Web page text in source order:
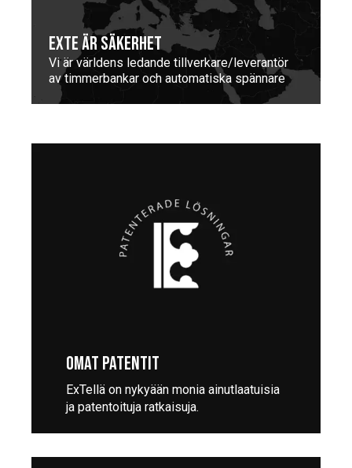
EXTE ÄR SÄKERHET
Vi är världens ledande tillverkare/leverantör
av timmerbankar och automatiska spännare
OMAT PATENTIT
ExTellä on nykyään monia ainutlaatuisia
ja patentoituja ratkaisuja.